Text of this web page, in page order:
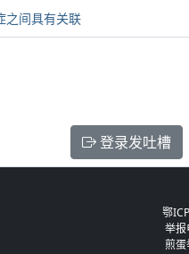
之间具有关联
登录发吐槽
鄂
举
煎蛋